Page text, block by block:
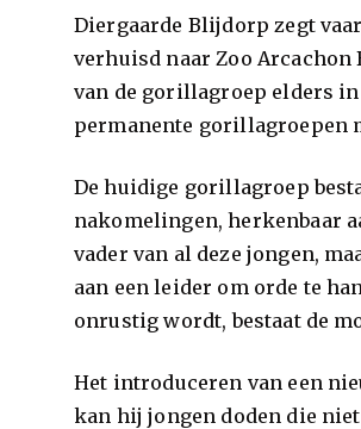
Diergaarde Blijdorp zegt
verhuisd naar Zoo
van de gorillagroep elders
permanente gorillagroepen
De huidige gorillagroep
nakomelingen, herkenbaar
vader van al deze jongen,
aan een leider om orde te
onrustig wordt, bestaat de
Het introduceren van een
kan hij jongen doden die